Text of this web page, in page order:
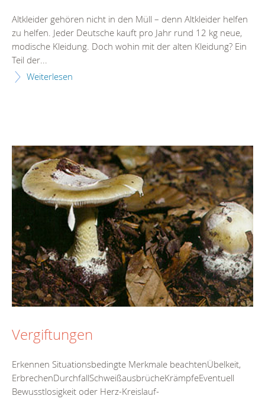
Altkleider gehören nicht in den Müll – denn Altkleider helfen
zu helfen. Jeder Deutsche kauft pro Jahr rund 12 kg neue,
modische Kleidung. Doch wohin mit der alten Kleidung? Ein
Teil der...
Weiterlesen
Vergiftungen
Erkennen Situationsbedingte Merkmale beachtenÜbelkeit,
ErbrechenDurchfallSchweißausbrücheKrämpfeEventuell
Bewusstlosigkeit oder Herz-Kreislauf-